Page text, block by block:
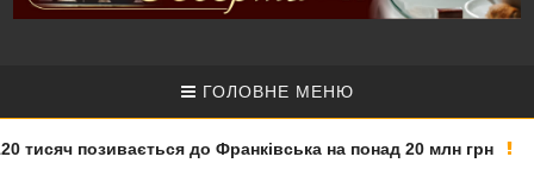
ГОЛОВНЕ МЕНЮ
позивається до Франківська на понад 20 млн грн